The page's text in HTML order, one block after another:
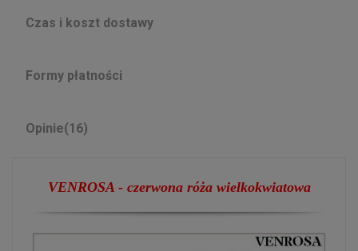
Czas i koszt dostawy
Formy płatności
Opinie(16)
VENROSA - czerwona różawielkokwiatowa